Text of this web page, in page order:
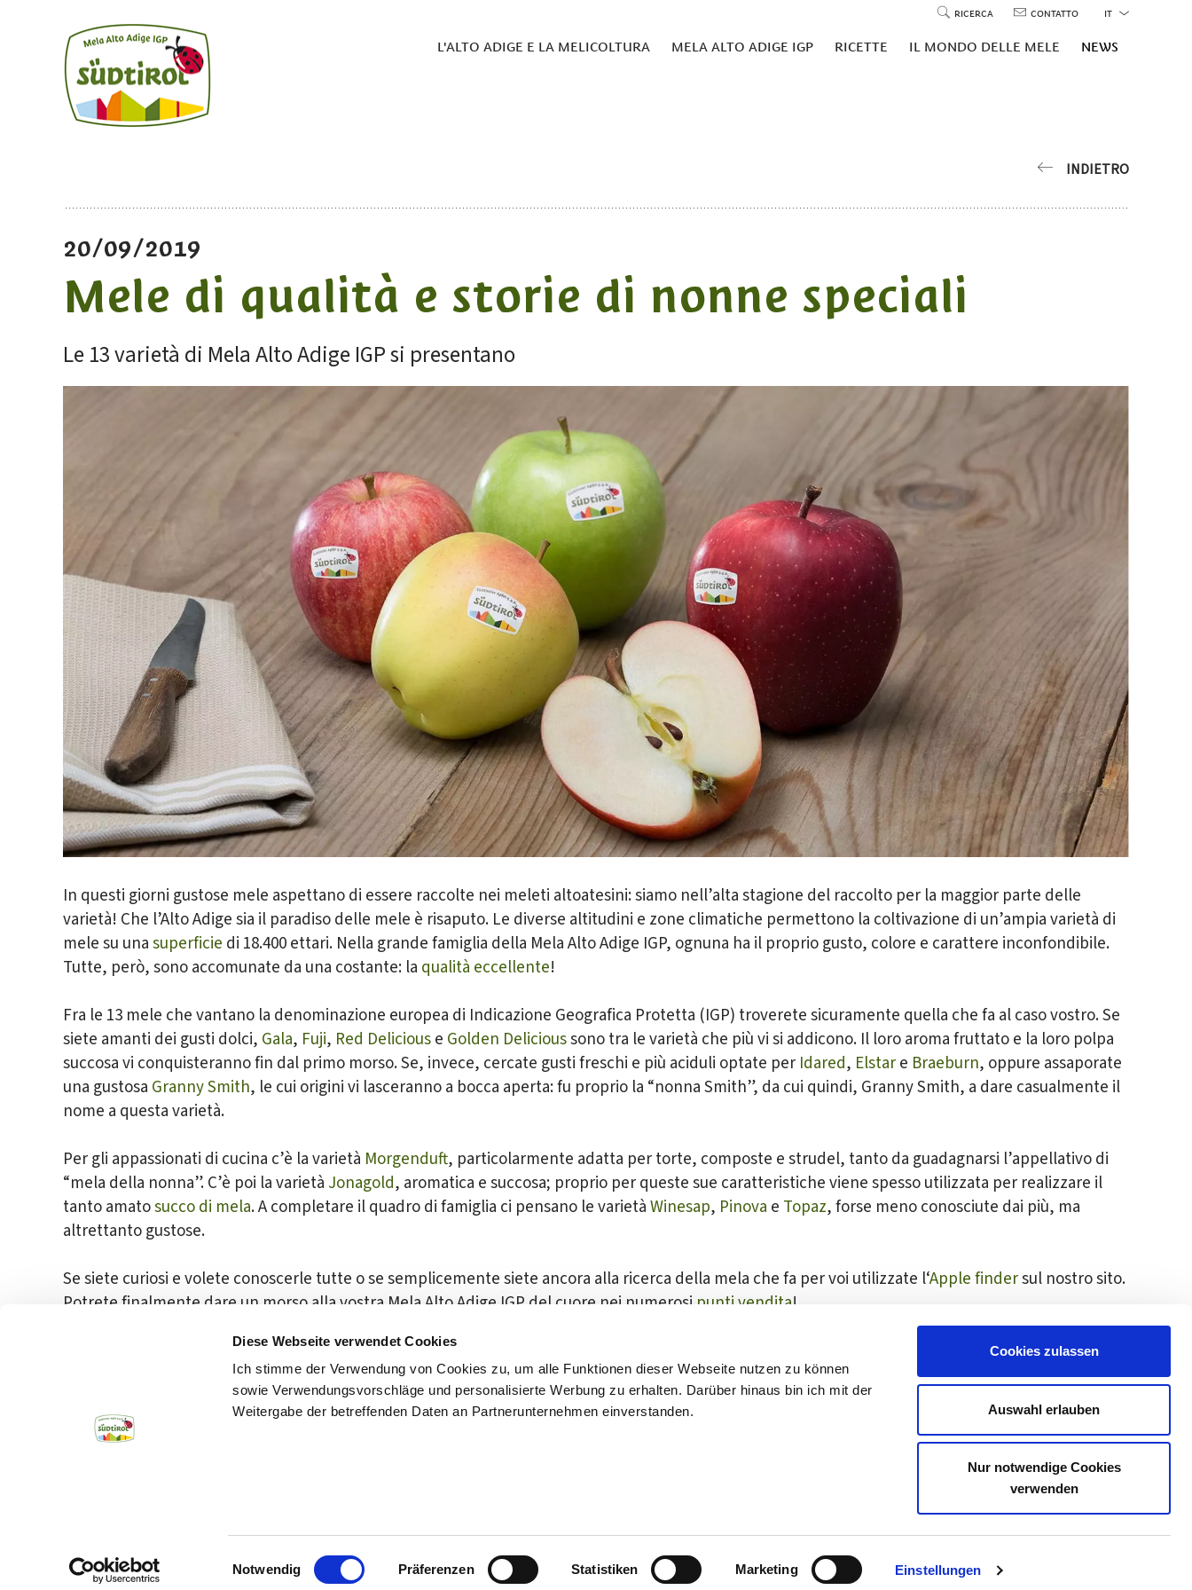
Diese Webseite verwendet Cookies
Ich stimme der Verwendung von Cookies zu, um alle Funktionen dieser Webseite nutzen zu können
sowie Verwendungsvorschläge und personalisierte Werbung zu erhalten. Darüber hinaus bin ich mit der
Weitergabe der betreffenden Daten an Partnerunternehmen einverstanden.
Einwilligungsauswahl
Notwendig Präferenzen Statistiken Marketing Einstellungen
Cookies zulassen
Auswahl erlauben
Nur notwendige Cookies
verwenden
Newsletter
Vuoi scoprire i sapori autentici del nostro territorio?
Iscriviti alla newsletter dei prodotti di qualità dell’Alto
Adige. Rimarrai sempre aggiornato.
Nome
Cognome
E-mail
*= campi obbligatori
RICERCA CONTATTO IT
L'ALTO ADIGE E LA MELICOLTURA MELA ALTO ADIGE IGP RICETTE IL MONDO DELLE MELE NEWS
INDIETRO
20/09/2019
Mele di qualità e storie di nonne speciali
Le 13 varietà di Mela Alto Adige IGP si presentano
In questi giorni gustose mele aspettano di essere raccolte nei meleti altoatesini: siamo nell’alta stagione del raccolto per la maggior parte delle
varietà! Che l’Alto Adige sia il paradiso delle mele è risaputo. Le diverse altitudini e zone climatiche permettono la coltivazione di un’ampia varietà di
mele su unasuperficie di 18.400 ettari. Nella grande famiglia della Mela Alto Adige IGP, ognuna ha il proprio gusto, colore e carattere inconfondibile.
Tutte, però, sono accomunate da una costante: la qualità eccellente!
Fra le 13 mele che vantano la denominazione europea di Indicazione Geografica Protetta (IGP) troverete sicuramente quella che fa al caso vostro. Se
siete amanti dei gusti dolci, Gala, Fuji, Red Deliciouse Golden Delicioussono tra le varietà che più vi si addicono. Il loro aroma fruttato e la loro polpa
succosa vi conquisteranno fin dal primo morso. Se, invece, cercate gusti freschi e più aciduli optate per Idared, Elstare Braeburn, oppure assaporate
una gustosa Granny Smith, le cui origini vi lasceranno a bocca aperta: fu proprio la “nonna Smith”, da cui quindi, Granny Smith, a dare casualmente il
nome a questa varietà.
Per gli appassionati di cucina c’è la varietà Morgenduft, particolarmente adatta per torte, composte e strudel, tanto da guadagnarsi l’appellativo di
“mela della nonna”. C’è poi la varietà Jonagold, aromatica e succosa; proprio per queste sue caratteristiche viene spesso utilizzata per realizzare il
tanto amatosucco di mela. A completare il quadro di famiglia ci pensano le varietàWinesap, Pinova e Topaz, forse meno conosciute dai più, ma
altrettanto gustose.
Se siete curiosi e volete conoscerle tutte o se semplicemente siete ancora alla ricerca della mela che fa per voi utilizzate l‘Apple findersul nostro sito.
Potrete finalmente dare un morso alla vostra Mela Alto Adige IGP del cuore nei numerosi punti vendita!
INDIETRO
Prodotti di Qualità Alto Adige Newsletter Dichiarazione di accessibilità Mappa del sito